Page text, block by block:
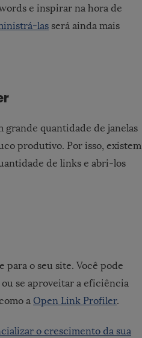
e inspirar na hora de
las será ainda mais
quantidade de janelas
produtivo. Por isso, existem
de links e abri-los
para o seu site. Você pode
se aproveitar a eficiência
a Open Link Profiler.
o crescimento da sua